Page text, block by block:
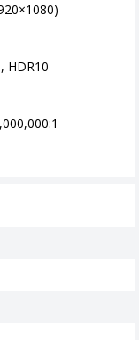
HDR10